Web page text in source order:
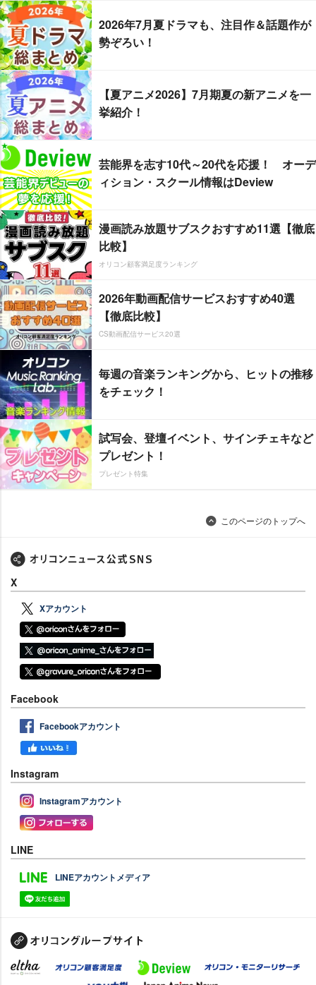
2026年7月夏ドラマも、注目作＆話題作が
勢ぞろい！
【夏アニメ2026】7月期夏の新アニメを一
挙紹介！
芸能界を志す10代～20代を応援！ オーデ
ィション・スクール情報はDeview
漫画読み放題サブスクおすすめ11選【徹底
比較】
オリコン顧客満足度ランキング
2026年動画配信サービスおすすめ40選
【徹底比較】
CS動画配信サービス20選
毎週の音楽ランキングから、ヒットの推移
をチェック！
試写会、登壇イベント、サインチェキなど
プレゼント！
プレゼント特集
このページのトップへ
X
Xアカウント
Facebook
Facebookアカウント
Instagram
Instagramアカウント
LINE
LINEアカウントメディア